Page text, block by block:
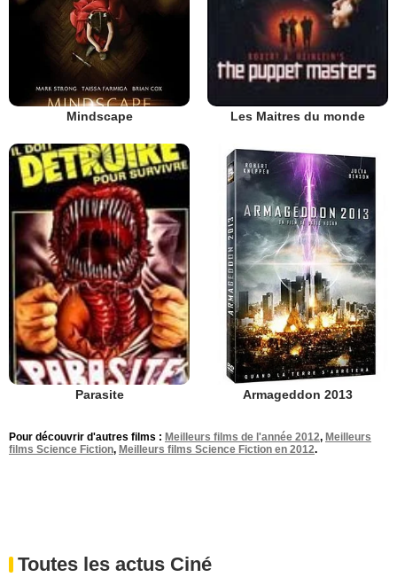
Mindscape Les Maitres du monde
Parasite Armageddon 2013
Pour découvrir d'autres films : Meilleurs films de l'année 2012, Meilleurs
films Science Fiction, Meilleurs films Science Fiction en 2012.
Toutes les actus Ciné